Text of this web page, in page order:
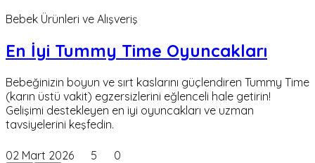
Bebek Ürünleri ve Alışveriş
En İyi Tummy Time Oyuncakları
Bebeğinizin boyun ve sırt kaslarını güçlendiren Tummy Time
(karın üstü vakit) egzersizlerini eğlenceli hale getirin!
Gelişimi destekleyen en iyi oyuncakları ve uzman
tavsiyelerini keşfedin.
02 Mart 2026 5 0